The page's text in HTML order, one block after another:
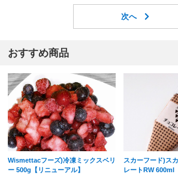
おすすめ商品
Wismettacフーズ)冷凍ミックスベリ
ー 500g【リニューアル】
スカーフード)ス
レートRW 600ml